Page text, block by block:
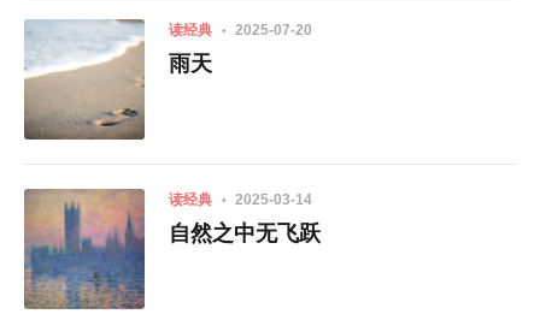
读经典 2025-07-20
雨天
读经典 2025-03-14
自然之中无飞跃